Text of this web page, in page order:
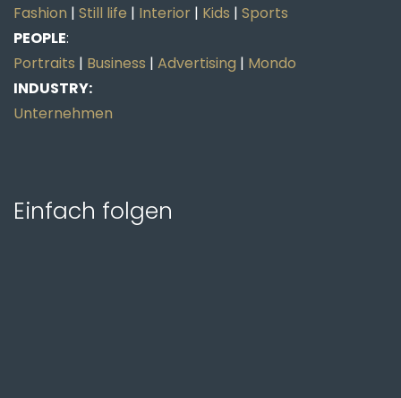
Fashion | Still life | Interior | Kids | Sports
PEOPLE:
Portraits | Business | Advertising | Mondo
INDUSTRY:
Unternehmen
Einfach folgen